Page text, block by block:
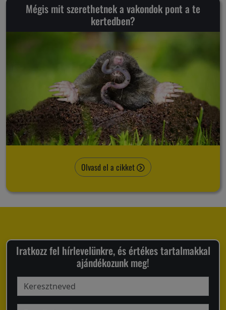
Mégis mit szerethetnek a vakondok pont a te
kertedben?
Olvasd el a cikket
Iratkozz fel hírlevelünkre, és értékes tartalmakkal
ajándékozunk meg!